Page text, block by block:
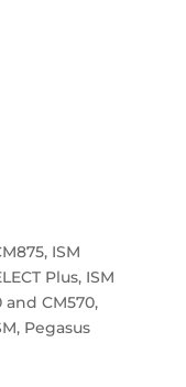
ISM
Plus, ISM
and CM570,
Pegasus